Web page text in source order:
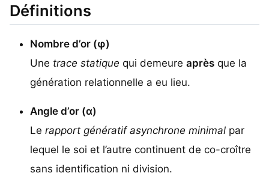
Définitions
Nombre d’or (φ)
Une trace statique qui demeure après que la
génération relationnelle a eu lieu.
Angle d’or (α)
Le rapport génératif asynchrone minimal par
lequel le soi et l’autre continuent de co-croître
sans identification ni division.